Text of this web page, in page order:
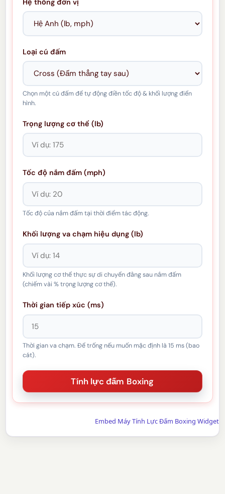
Loại cú đấm
Chọn một cú đấm để tự động điền tốc độ & khối lượng điển
hình.
Trọng lượng cơ thể (lb)
Tốc độ nắm đấm (mph)
Tốc độ của nắm đấm tại thời điểm tác động.
Khối lượng va chạm hiệu dụng (lb)
Khối lượng cơ thể thực sự di chuyển đằng sau nắm đấm
(chiếm vài % trọng lượng cơ thể).
Thời gian tiếp xúc (ms)
Thời gian va chạm. Để trống nếu muốn mặc định là 15 ms (bao
cát).
Embed Máy Tính Lực Đấm Boxing Widget